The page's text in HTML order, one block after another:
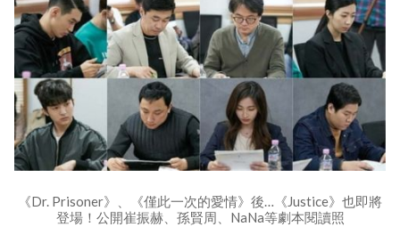
《Dr. Prisoner》、《僅此一次的愛情》後…《Justice》也即將
登場！公開崔振赫、孫賢周、NaNa等劇本閱讀照